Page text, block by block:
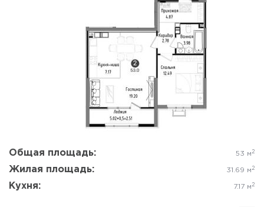
Общая площадь: 53 м 2
Жилая площадь: 31.69 м 2
Кухня: 7.17 м 2
Да, удалить Отмена